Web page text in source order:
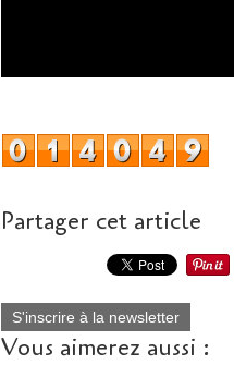
Partager cet article
S'inscrire à la newsletter
Vous aimerez aussi :